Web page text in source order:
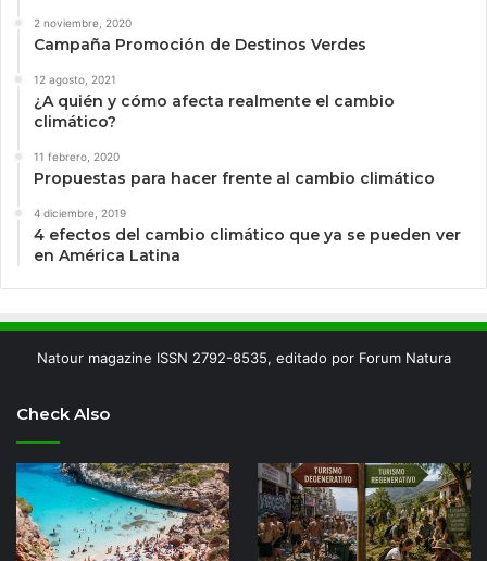
2 noviembre, 2020
Campaña Promoción de Destinos Verdes
12 agosto, 2021
¿A quién y cómo afecta realmente el cambio
climático?
11 febrero, 2020
Propuestas para hacer frente al cambio climático
4 diciembre, 2019
4 efectos del cambio climático que ya se pueden ver
en América Latina
Natour magazine ISSN 2792-8535, editado por Forum Natura
Check Also